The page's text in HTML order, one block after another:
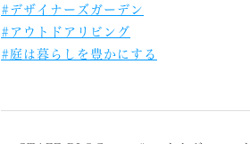
#デザイナーズガーデン
#アウトドアリビング
#庭は暮らしを豊かにする